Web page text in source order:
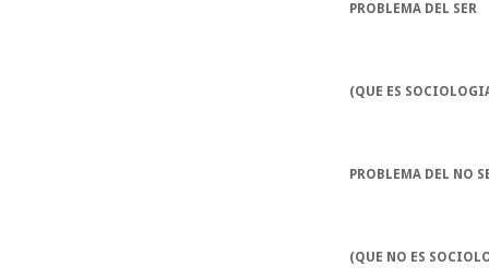
PROBLEMA DEL SER
(QUE ES
PROBLEMA DEL NO
(QUE NO ES